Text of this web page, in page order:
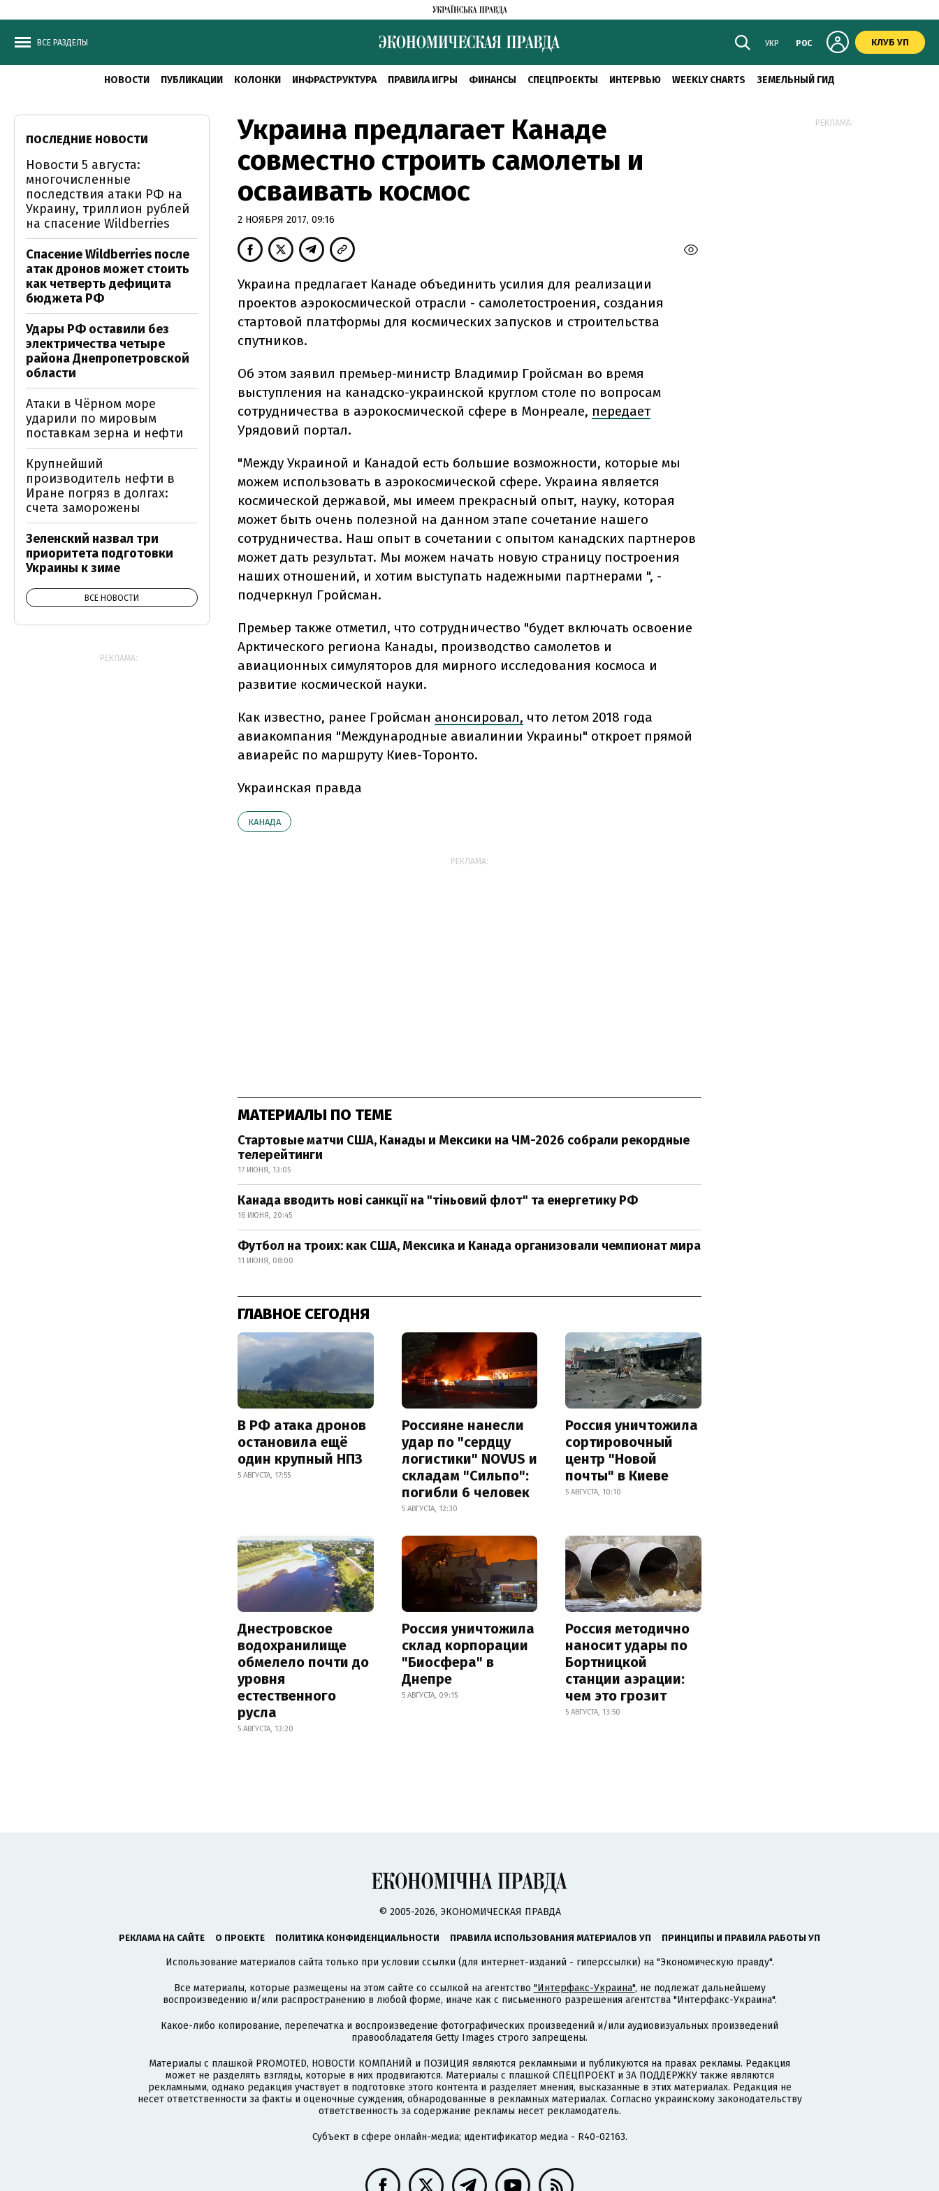
ВСЕ РАЗДЕЛЫ УКР РОС КЛУБ УП
НОВОСТИ ПУБЛИКАЦИИ КОЛОНКИ ИНФРАСТРУКТУРА ПРАВИЛА ИГРЫ ФИНАНСЫ СПЕЦПРОЕКТЫ ИНТЕРВЬЮ WEEKLY CHARTS ЗЕМЕЛЬНЫЙ ГИД
Украина предлагает Канаде
совместно строить самолеты и
осваивать космос
2 НОЯБРЯ 2017, 09:16
Украина предлагает Канаде объединить усилия для реализации
проектов аэрокосмической отрасли - самолетостроения, создания
стартовой платформы для космических запусков и строительства
спутников.
Об этом заявил премьер-министр Владимир Гройсман во время
выступления на канадско-украинской круглом столе по вопросам
сотрудничества в аэрокосмической сфере в Монреале, передает
Урядовий портал.
"Между Украиной и Канадой есть большие возможности, которые мы
можем использовать в аэрокосмической сфере. Украина является
космической державой, мы имеем прекрасный опыт, науку, которая
может быть очень полезной на данном этапе сочетание нашего
сотрудничества. Наш опыт в сочетании с опытом канадских партнеров
может дать результат. Мы можем начать новую страницу построения
наших отношений, и хотим выступать надежными партнерами ", -
подчеркнул Гройсман.
Премьер также отметил, что сотрудничество "будет включать освоение
Арктического региона Канады, производство самолетов и
авиационных симуляторов для мирного исследования космоса и
развитие космической науки.
Как известно, ранее Гройсман анонсировал, что летом 2018 года
авиакомпания "Международные авиалинии Украины" откроет прямой
авиарейс по маршруту Киев-Торонто.
Украинская правда
КАНАДА
РЕКЛАМА:
МАТЕРИАЛЫ ПО ТЕМЕ
Стартовые матчи США, Канады и Мексики на ЧМ-2026 собрали рекордные
телерейтинги
17 ИЮНЯ, 13:05
Канада вводить нові санкції на "тіньовий флот" та енергетику РФ
16 ИЮНЯ, 20:45
Футбол на троих: как США, Мексика и Канада организовали чемпионат мира
11 ИЮНЯ, 08:00
ГЛАВНОЕ СЕГОДНЯ
В РФ атака дронов
остановила ещё
один крупный НПЗ
5 АВГУСТА, 17:55
Россияне нанесли
удар по "сердцу
логистики" NOVUS и
складам "Сильпо":
погибли 6 человек
5 АВГУСТА, 12:30
Россия уничтожила
сортировочный
центр "Новой
почты" в Киеве
5 АВГУСТА, 10:10
Днестровское
водохранилище
обмелело почти до
уровня
естественного
русла
5 АВГУСТА, 13:20
Россия уничтожила
склад корпорации
"Биосфера" в
Днепре
5 АВГУСТА, 09:15
Россия методично
наносит удары по
Бортницкой
станции аэрации:
чем это грозит
5 АВГУСТА, 13:50
ПОСЛЕДНИЕ НОВОСТИ
Новости 5 августа:
многочисленные
последствия атаки РФ на
Украину, триллион рублей
на спасение Wildberries
Спасение Wildberries после
атак дронов может стоить
как четверть дефицита
бюджета РФ
Удары РФ оставили без
электричества четыре
района Днепропетровской
области
Атаки в Чёрном море
ударили по мировым
поставкам зерна и нефти
Крупнейший
производитель нефти в
Иране погряз в долгах:
счета заморожены
Зеленский назвал три
приоритета подготовки
Украины к зиме
ВСЕ НОВОСТИ
РЕКЛАМА:
РЕКЛАМА:
© 2005-2026, ЭКОНОМИЧЕСКАЯ ПРАВДА
РЕКЛАМА НА САЙТЕ О ПРОЕКТЕ ПОЛИТИКА КОНФИДЕНЦИАЛЬНОСТИ ПРАВИЛА ИСПОЛЬЗОВАНИЯ МАТЕРИАЛОВ УП ПРИНЦИПЫ И ПРАВИЛА РАБОТЫ УП
Использование материалов сайта только при условии ссылки (для интернет-изданий - гиперссылки) на "Экономическую правду".
Все материалы, которые размещены на этом сайте со ссылкой на агентство "Интерфакс-Украина", не подлежат дальнейшему
воспроизведению и/или распространению в любой форме, иначе как с письменного разрешения агентства "Интерфакс-Украина".
Какое-либо копирование, перепечатка и воспроизведение фотографических произведений и/или аудиовизуальных произведений
правообладателя Getty Images строго запрещены.
Материалы с плашкой PROMOTED, НОВОСТИ КОМПАНИЙ и ПОЗИЦИЯ являются рекламными и публикуются на правах рекламы. Редакция
может не разделять взгляды, которые в них продвигаются. Материалы с плашкой СПЕЦПРОЕКТ и ЗА ПОДДЕРЖКУ также являются
рекламными, однако редакция участвует в подготовке этого контента и разделяет мнения, высказанные в этих материалах. Редакция не
несет ответственности за факты и оценочные суждения, обнародованные в рекламных материалах. Согласно украинскому законодательству
ответственность за содержание рекламы несет рекламодатель.
Субъект в сфере онлайн-медиа; идентификатор медиа - R40-02163.